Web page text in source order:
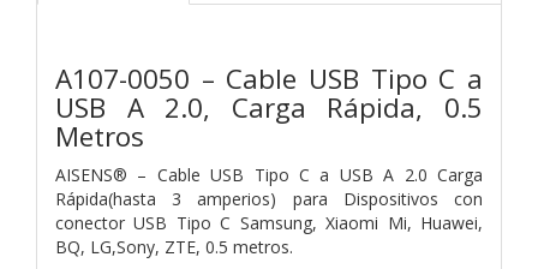
A107-0050 – Cable USB Tipo C a
USB A 2.0, Carga Rápida, 0.5
Metros
AISENS® – Cable USB Tipo C a USB A 2.0 Carga
Rápida(hasta 3 amperios) para Dispositivos con
conector USB Tipo C Samsung, Xiaomi Mi, Huawei,
BQ, LG,Sony, ZTE, 0.5 metros.